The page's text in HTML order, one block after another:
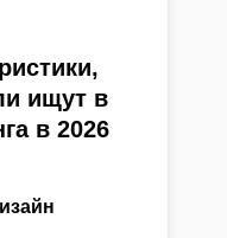
ищут в
в 2026